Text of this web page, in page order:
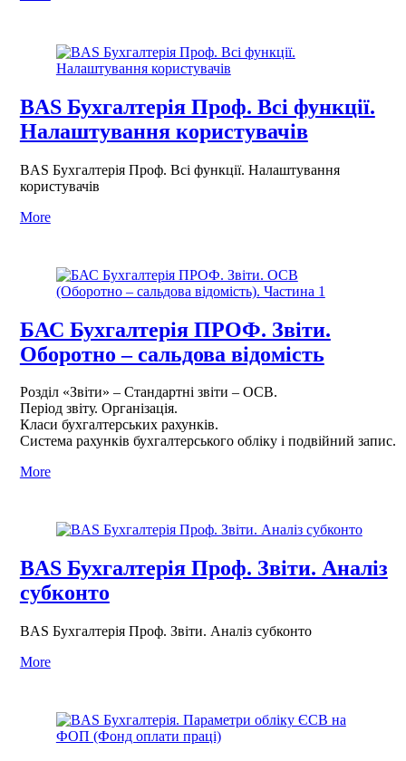
BAS Бухгалтерія Проф. Всі функції.
Налаштування користувачів
BAS Бухгалтерія Проф. Всі функції. Налаштування
користувачів
More
БАС Бухгалтерія ПРОФ. Звіти.
Оборотно – сальдова відомість
Розділ «Звіти» – Стандартні звіти – ОСВ.
Період звіту. Організація.
Класи бухгалтерських рахунків.
Система рахунків бухгалтерського обліку і подвійний запис.
More
BAS Бухгалтерія Проф. Звіти. Аналіз
субконто
BAS Бухгалтерія Проф. Звіти. Аналіз субконто
More